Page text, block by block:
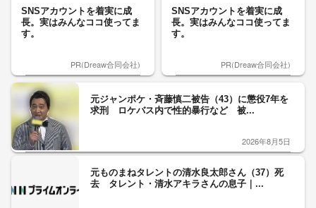
SNSアカウントを着実に成
長。実はみんなココ使ってま
す。
PR(Dreaw合同会社)
SNSアカウントを着実に成
長。実はみんなココ使ってま
す。
PR(Dreaw合同会社)
元ジャンポケ・斉藤慎二被告（43）に懲役7年を
求刑 ロケバス内で性的暴行など 被...
2026年8月5日
元ものまねタレントの清水良太郎さん（37）死
去 タレント・清水アキラさんの息子｜...